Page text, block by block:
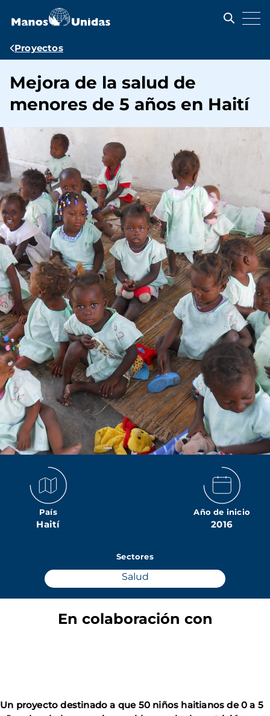
contenido
Ruta
navegación
Proyectos
Mejora de la salud de
menores de 5 años en Haití
País
Haití
Año de inicio
2016
Sectores
Salud
En colaboración con
Un proyecto destinado a que 50 niños haitianos de 0 a 5